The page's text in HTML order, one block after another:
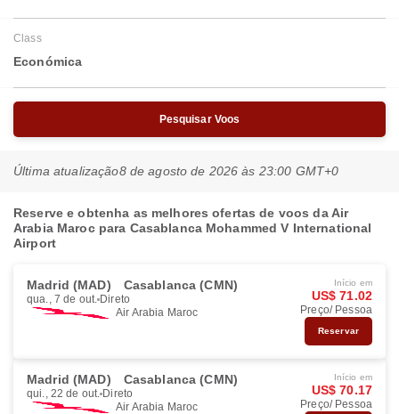
Class
Económica
Pesquisar Voos
Última atualização8 de agosto de 2026 às 23:00 GMT+0
Reserve e obtenha as melhores ofertas de voos da Air
Arabia Maroc para Casablanca Mohammed V International
Airport
Madrid (MAD) Casablanca (CMN)
qua., 7 de out. Direto
Air Arabia Maroc
Início em
US$ 71.02
Preço/ Pessoa
Reservar
Madrid (MAD) Casablanca (CMN)
qui., 22 de out. Direto
Air Arabia Maroc
Início em
US$ 70.17
Preço/ Pessoa